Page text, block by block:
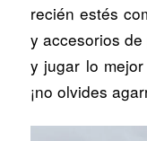
recién estés
y accesorios
y jugar lo
¡no olvides